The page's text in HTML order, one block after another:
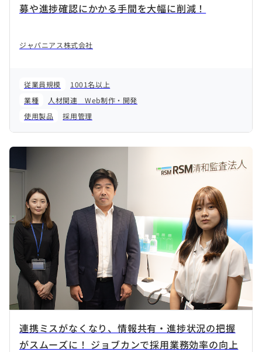
募や進捗確認にかかる手間を大幅に削減！
ジャパニアス株式会社
従業員規模
1001名以上
業種
人材関連
Web制作・開発
使用製品
採用管理
連携ミスがなくなり、情報共有・進捗状況の把握
がスムーズに！ ジョブカンで採用業務効率の向上